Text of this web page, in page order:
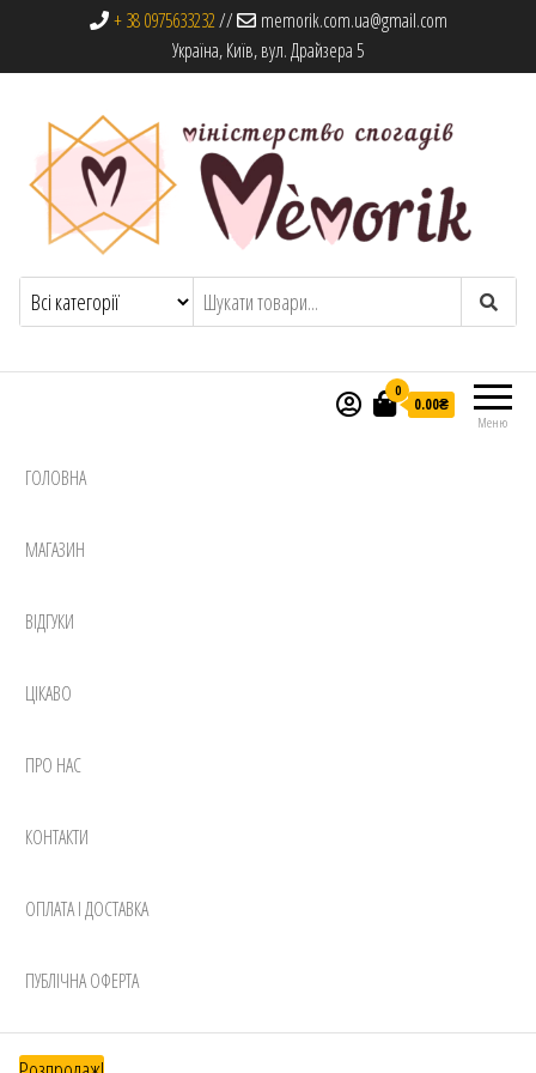
+ 38 0975633232//
memorik.com.ua@gmail.com
Україна, Київ, вул. Драйзера 5
Memorik
Меню
0
0.00₴
ГОЛОВНА
МАГАЗИН
ВІДГУКИ
ЦІКАВО
ПРО НАС
КОНТАКТИ
ОПЛАТА І ДОСТАВКА
ПУБЛІЧНА ОФЕРТА